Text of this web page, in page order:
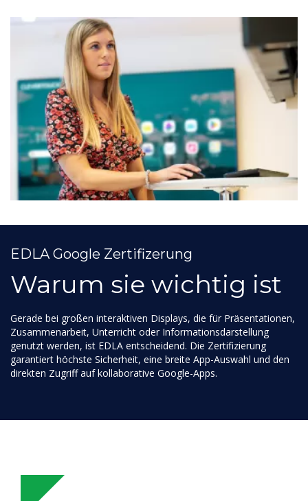
EDLA Google Zertifizerung
Warum sie wichtig ist
Gerade bei großen interaktiven Displays, die für Präsentationen,
Zusammenarbeit, Unterricht oder Informationsdarstellung
genutzt werden, ist EDLA entscheidend. Die Zertifizierung
garantiert höchste Sicherheit, eine breite App-Auswahl und den
direkten Zugriff auf kollaborative Google-Apps.